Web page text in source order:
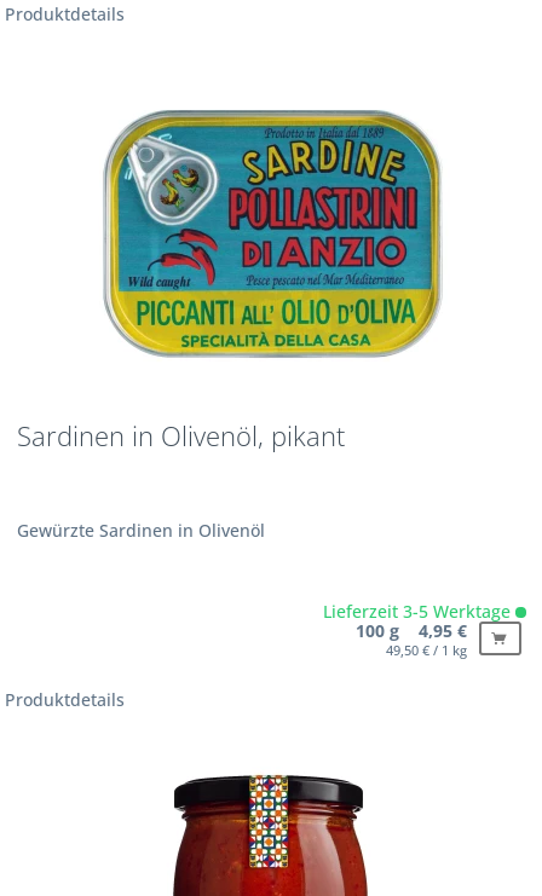
Produktdetails
Sardinen in Olivenöl, pikant
Gewürzte Sardinen in Olivenöl
Lieferzeit 3-5 Werktage
100 g 4,95 €
49,50 € / 1 kg
Produktdetails